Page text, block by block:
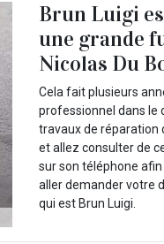
Brun Luigi
une grande
Nicolas Du
Cela fait plusieurs
professionnel dans le
travaux de réparation
et allez consulter de
sur son téléphone afin
aller demander votre
qui est Brun Luigi.